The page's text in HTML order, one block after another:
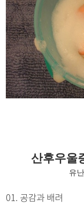
산후우울
유
01. 공감과 배려